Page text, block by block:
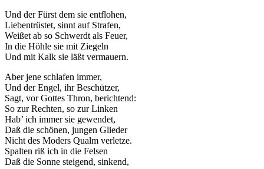
Und der Fürst dem sie entflohen,
Liebentrüstet, sinnt auf Strafen,
Weißet ab so Schwerdt als Feuer,
In die Höhle sie mit Ziegeln
Und mit Kalk sie läßt vermauern.
Aber jene schlafen immer,
Und der Engel, ihr Beschützer,
Sagt, vor Gottes Thron, berichtend:
So zur Rechten, so zur Linken
Hab’ ich immer sie gewendet,
Daß die schönen, jungen Glieder
Nicht des Moders Qualm verletze.
Spalten riß ich in die Felsen
Daß die Sonne steigend, sinkend,